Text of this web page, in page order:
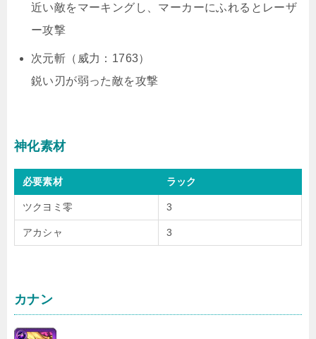
近い敵をマーキングし、マーカーにふれるとレーザ
ー攻撃
次元斬（威力：1763）
鋭い刃が弱った敵を攻撃
神化素材
必要素材 ラック
ツクヨミ零 3
アカシャ 3
カナン